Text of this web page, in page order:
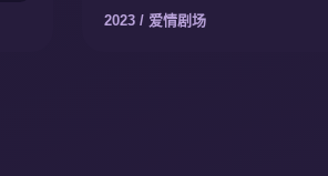
2023 / 爱情剧场